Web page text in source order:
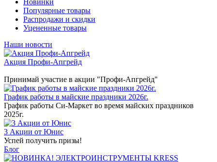
Новинки
Популярные товары
Распродажи и скидки
Уцененные товары
Наши новости
Акция Профи-Апгрейд
Принимай участие в акции "Профи-Апгрейд"
График работы в майские праздники 2026г.
График работы Си-Маркет во время майских праздников
2025г.
3 Акции от Юнис
Успей получить призы!
Блог